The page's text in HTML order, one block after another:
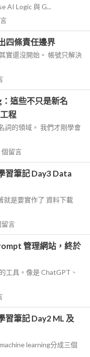
AI Logic 與 G...
四條責任邊界
實還沒開始。 帳號只解決
這些不只是新名
程
詞的領域。 我們才剛學會
個留言
習筆記 Day3 Data
就是要實作了 資料下載
留言
管理網站，終於
工具。像是 ChatGPT、
習筆記 Day2 ML 及
learning分成三個